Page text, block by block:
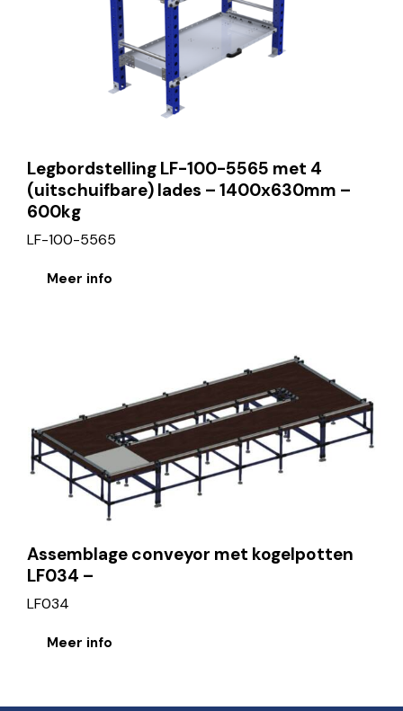
Legbordstelling LF-100-5565 met 4
(uitschuifbare) lades – 1400x630mm –
600kg
LF-100-5565
Meer info
Assemblage conveyor met kogelpotten
LF034 –
LF034
Meer info